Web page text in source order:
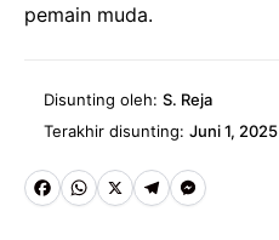
pemain muda.
Disunting oleh: S. Reja
Terakhir disunting: Juni 1, 2025
Fa W
X
Te M